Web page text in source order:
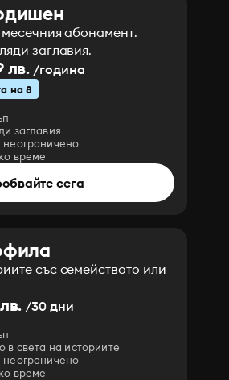
абонамент.
заглавия.
лв. /година
на 8
заглавия
време
сега
със семейството или
/30 дни
в света на историите
време